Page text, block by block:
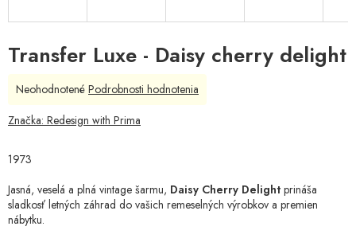
Transfer Luxe - Daisy cherry delight
1973
Jasná, veselá a plná vintage šarmu, Daisy Cherry Delight prináša
sladkosť letných záhrad do vašich remeselných výrobkov a premien
nábytku.
Priemerné
produktu
z
hviezdičiek.
Neohodnotené Podrobnosti hodnotenia
Značka: Redesign with Prima